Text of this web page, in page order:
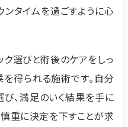
ンタイムを過ごすように心
選びと術後のケアをしっ
得られる施術です。自分
、満足のいく結果を手に
重に決定を下すことが求